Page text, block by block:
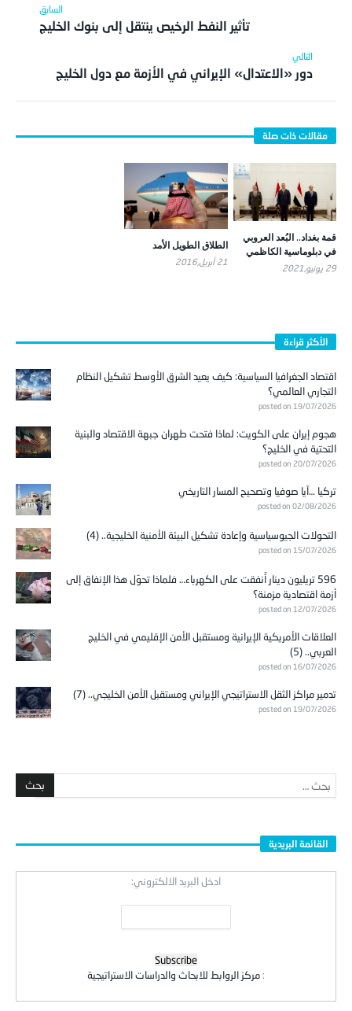
تأثير النفط الرخيص ينتقل إلى بنوك الخليج
دور «الاعتدال» الإيراني في الأزمة مع دول الخليج
قمة بغداد.. البُعد العروبي
في دبلوماسية الكاظمي
29 يونيو,2021
الطلاق الطويل الأمد
21 أبريل,2016
الأكثر قراءة
اقتصاد الجغرافيا السياسية: كيف يعيد الشرق الأوسط تشكيل النظام
التجاري العالمي؟
posted on 19/07/2026
هجوم إيران على الكويت: لماذا فتحت طهران جبهة الاقتصاد والبنية
التحتية في الخليج؟
posted on 20/07/2026
تركيا …آيا صوفيا وتصحيح المسار التاريخي
posted on 02/08/2026
التحولات الجيوسياسية وإعادة تشكيل البيئة الأمنية الخليجية.. (4)
posted on 15/07/2026
596 تريليون دينار أُنفقت على الكهرباء… فلماذا تحوّل هذا الإنفاق إلى
أزمة اقتصادية مزمنة؟
posted on 12/07/2026
العلاقات الأمريكية الإيرانية ومستقبل الأمن الإقليمي في الخليج
العربي.. (5)
posted on 16/07/2026
تدمير مراكز الثقل الاستراتيجي الإيراني ومستقبل الأمن الخليجي.. (7)
posted on 19/07/2026
القائمة البريدية
ادخل البريد الالكتروني:
: مركز الروابط للابحاث والدراسات الاستراتيجية